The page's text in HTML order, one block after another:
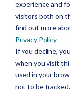
experience and
visitors both on
find out more
Privacy Policy
If you decline,
when you visit
used in your
not to be tracked.